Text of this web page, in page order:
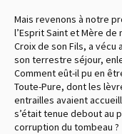
Mais revenons à notre
l’Esprit Saint et Mère de
Croix de son Fils, a vécu
son terrestre séjour,
Comment eût-il pu en
Toute-Pure, dont les
entrailles avaient
s’était tenue debout au
corruption du tombeau ?